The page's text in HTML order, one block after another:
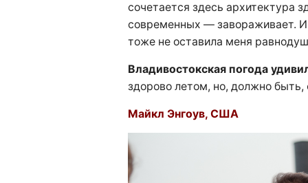
сочетается здесь архитектура
современных — завораживает.
тоже не оставила меня
Владивостокская погода
здорово летом, но, должно быть,
Майкл Энгоув, США